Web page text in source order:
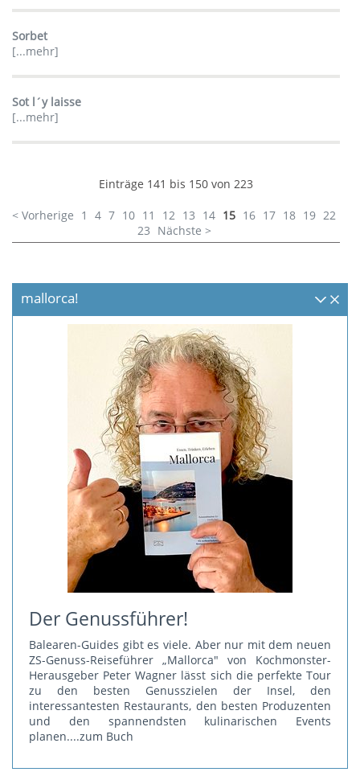
Sorbet
[...mehr]
Sot l´y laisse
[...mehr]
Einträge 141 bis 150 von 223
< Vorherige 1 4 7 10 11 12 13 14 15 16 17 18 19 22
23 Nächste >
mallorca!
Der Genussführer!
Balearen-Guides gibt es viele. Aber nur mit dem neuen
ZS-Genuss-Reiseführer „Mallorca" von Kochmonster-
Herausgeber Peter Wagner lässt sich die perfekte Tour
zu den besten Genusszielen der Insel, den
interessantesten Restaurants, den besten Produzenten
und den spannendsten kulinarischen Events
planen....zum Buch